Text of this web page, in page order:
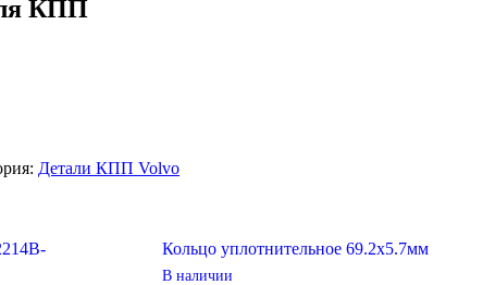
КПП
Детали КПП Volvo
Кольцо уплотнительное 69.2х5.7мм
В наличии